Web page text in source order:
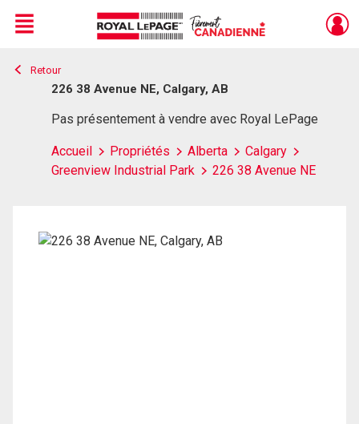
Live
En Direct
Menu
Retour
226 38 Avenue NE, Calgary, AB
Pas présentement à vendre avec Royal LePage
Accueil Propriétés Alberta
Calgary
Greenview Industrial Park
226 38 Avenue NE